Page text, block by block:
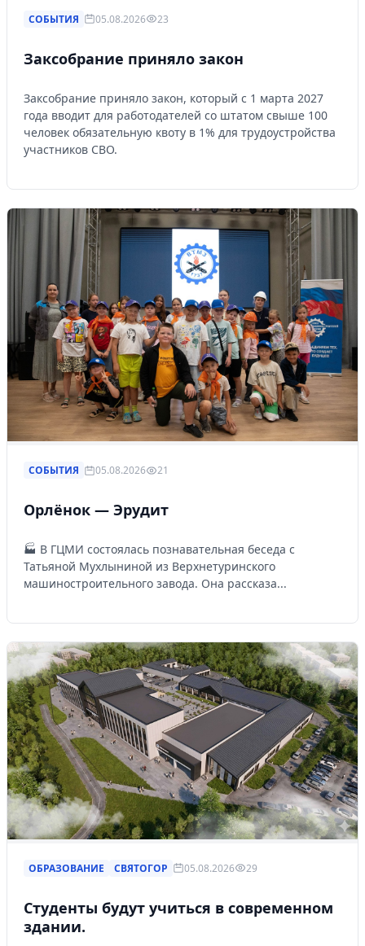
СОБЫТИЯ 05.08.2026 23
Заксобрание приняло закон
Заксобрание приняло закон, который с 1 марта 2027
года вводит для работодателей со штатом свыше 100
человек обязательную квоту в 1% для трудоустройства
участников СВО.
СОБЫТИЯ 05.08.2026 21
Орлёнок — Эрудит
🏭 В ГЦМИ состоялась познавательная беседа с
Татьяной Мухлыниной из Верхнетуринского
машиностроительного завода. Она рассказа...
ОБРАЗОВАНИЕ СВЯТОГОР 05.08.2026 29
Студенты будут учиться в современном
здании.